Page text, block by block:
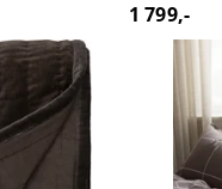
1 799,-